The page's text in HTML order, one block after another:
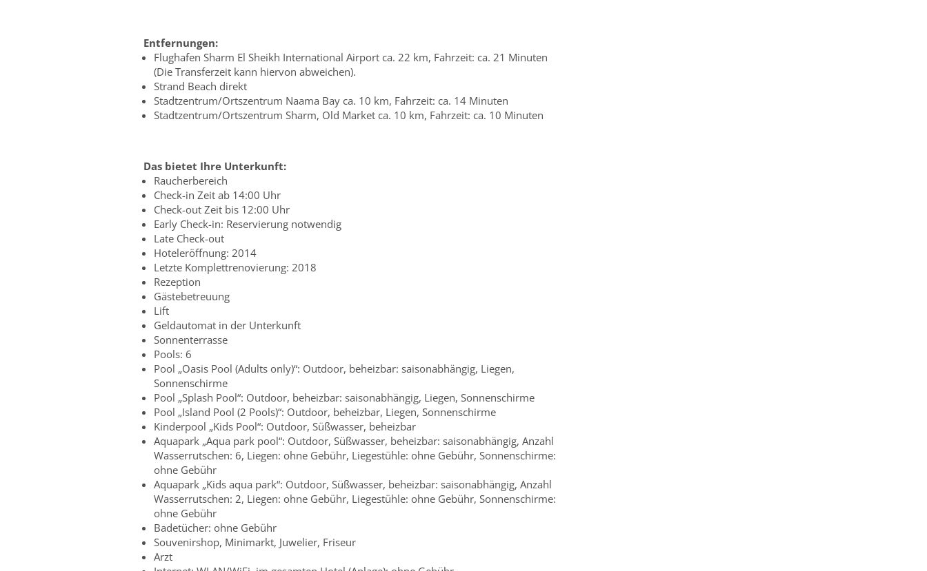
Entfernungen:
Flughafen Sharm El Sheikh International Airport ca. 22 km, Fahrzeit: ca. 21 Minuten
(Die Transferzeit kann hiervon abweichen).
Strand Beach direkt
Stadtzentrum/Ortszentrum Naama Bay ca. 10 km, Fahrzeit: ca. 14 Minuten
Stadtzentrum/Ortszentrum Sharm, Old Market ca. 10 km, Fahrzeit: ca. 10 Minuten
Das bietet Ihre Unterkunft:
Raucherbereich
Check-in Zeit ab 14:00 Uhr
Check-out Zeit bis 12:00 Uhr
Early Check-in: Reservierung notwendig
Late Check-out
Hoteleröffnung: 2014
Letzte Komplettrenovierung: 2018
Rezeption
Gästebetreuung
Lift
Geldautomat in der Unterkunft
Sonnenterrasse
Pools: 6
Pool „Oasis Pool (Adults only)“: Outdoor, beheizbar: saisonabhängig, Liegen,
Sonnenschirme
Pool „Splash Pool“: Outdoor, beheizbar: saisonabhängig, Liegen, Sonnenschirme
Pool „Island Pool (2 Pools)“: Outdoor, beheizbar, Liegen, Sonnenschirme
Kinderpool „Kids Pool“: Outdoor, Süßwasser, beheizbar
Aquapark „Aqua park pool“: Outdoor, Süßwasser, beheizbar: saisonabhängig, Anzahl
Wasserrutschen: 6, Liegen: ohne Gebühr, Liegestühle: ohne Gebühr, Sonnenschirme:
ohne Gebühr
Aquapark „Kids aqua park“: Outdoor, Süßwasser, beheizbar: saisonabhängig, Anzahl
Wasserrutschen: 2, Liegen: ohne Gebühr, Liegestühle: ohne Gebühr, Sonnenschirme:
ohne Gebühr
Badetücher: ohne Gebühr
Souvenirshop, Minimarkt, Juwelier, Friseur
Arzt